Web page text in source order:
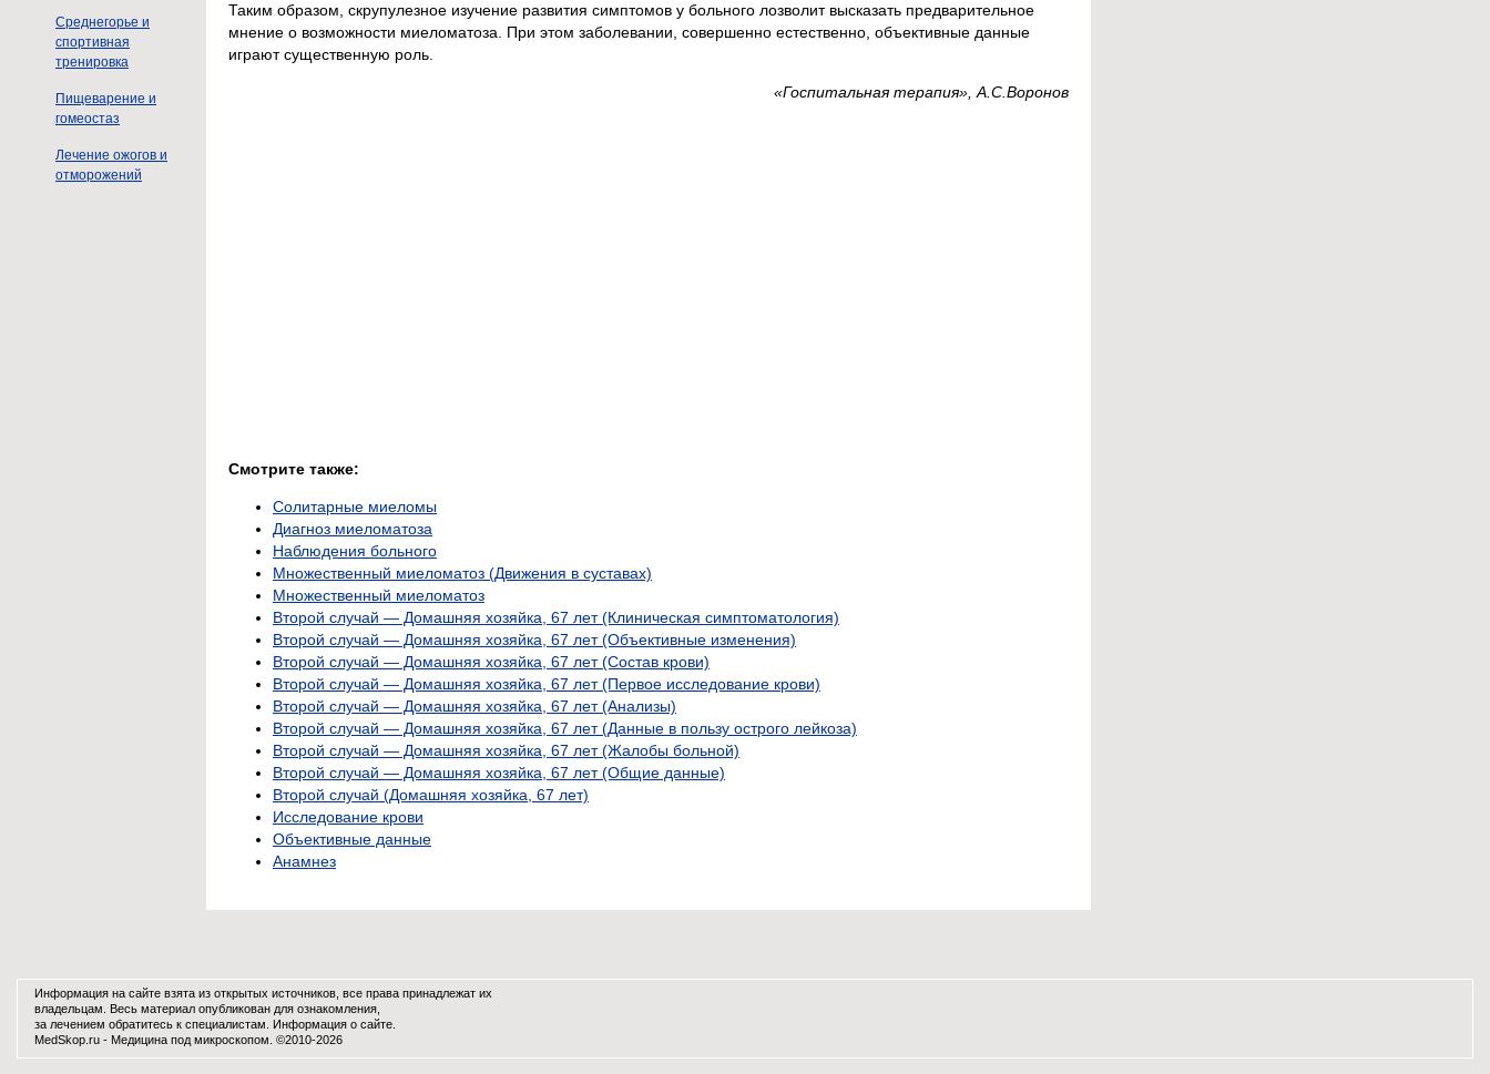
Среднегорье и
спортивная
тренировка
Пищеварение и
гомеостаз
Лечение ожогов и
отморожений
Таким образом, скрупулезное изучение развития симптомов у больного лозволит высказать предварительное
мнение о возможности миеломатоза. При этом заболевании, совершенно естественно, объективные данные
играют существенную роль.
«Госпитальная терапия», А.С.Воронов
Смотрите также:
Солитарные миеломы
Диагноз миеломатоза
Наблюдения больного
Множественный миеломатоз (Движения в суставах)
Множественный миеломатоз
Второй случай — Домашняя хозяйка, 67 лет (Клиническая симптоматология)
Второй случай — Домашняя хозяйка, 67 лет (Объективные изменения)
Второй случай — Домашняя хозяйка, 67 лет (Состав крови)
Второй случай — Домашняя хозяйка, 67 лет (Первое исследование крови)
Второй случай — Домашняя хозяйка, 67 лет (Анализы)
Второй случай — Домашняя хозяйка, 67 лет (Данные в пользу острого лейкоза)
Второй случай — Домашняя хозяйка, 67 лет (Жалобы больной)
Второй случай — Домашняя хозяйка, 67 лет (Общие данные)
Второй случай (Домашняя хозяйка, 67 лет)
Исследование крови
Объективные данные
Анамнез
Информация на сайте взята из открытых источников, все права принадлежат их
владельцам. Весь материал опубликован для ознакомления,
за лечением обратитесь к специалистам. Информация о сайте
MedSkop.ru - Медицина под микроскопом. ©2010-2026